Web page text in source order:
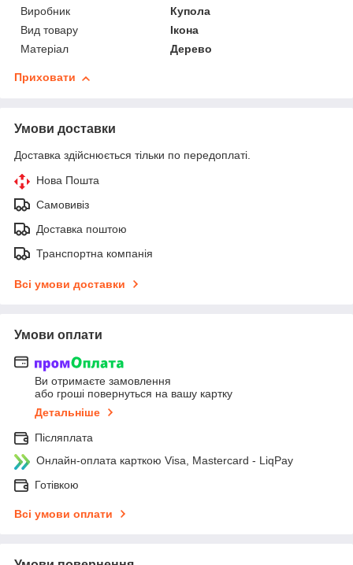
Виробник
Купола
Вид товару
Ікона
Матеріал
Дерево
Приховати
Умови доставки
Доставка здійснюється тільки по передоплаті.
Нова Пошта
Самовивіз
Доставка поштою
Транспортна компанія
Всі умови доставки
Умови оплати
Ви отримаєте замовлення
або гроші повернуться на вашу картку
Детальніше
Післяплата
Онлайн-оплата карткою Visa, Mastercard - LiqPay
Готівкою
Всі умови оплати